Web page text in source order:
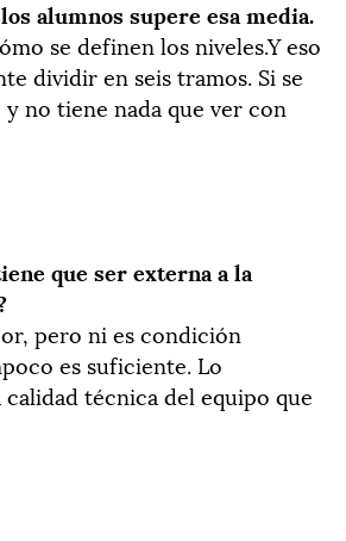
alumnos supere esa media.
se definen los niveles.Y eso
dividir en seis tramos. Si se
y no tiene nada que ver con
que ser externa a la
pero ni es condición
es suficiente. Lo
técnica del equipo que